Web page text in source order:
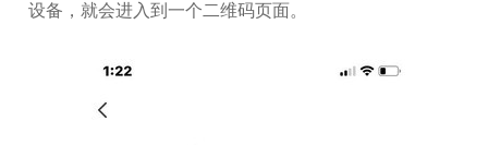
设备，就会进入到一个二维码页面。